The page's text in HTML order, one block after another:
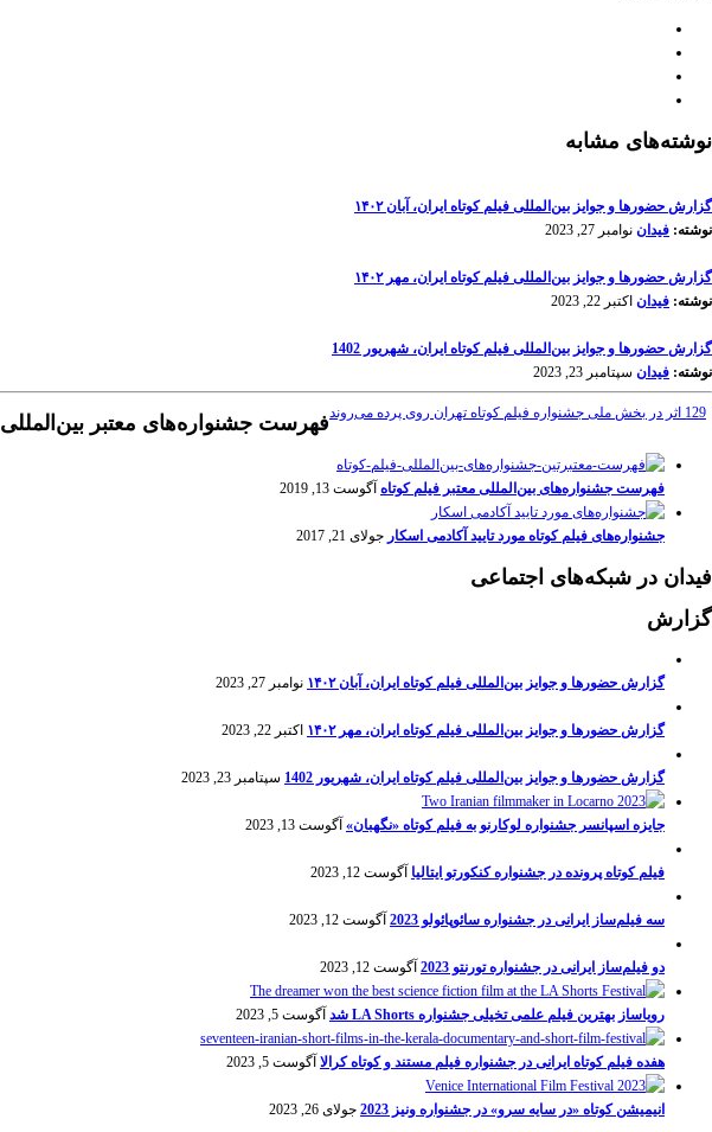
نوشته‌های مشابه
گزارش حضورها و جوایز بین‌المللی فیلم کوتاه ایران، آبان ۱۴۰۲
نوشته: فیدان نوامبر 27, 2023
گزارش حضورها و جوایز بین‌المللی فیلم کوتاه ایران، مهر ۱۴۰۲
نوشته: فیدان اکتبر 22, 2023
گزارش حضورها و جوایز بین‌المللی فیلم کوتاه ایران، شهریور 1402
نوشته: فیدان سپتامبر 23, 2023
129 اثر در بخش ملی جشنواره فیلم کوتاه تهران روی پرده می‌روند فهرست جشنواره‌های معتبر بین‌المللی
فهرست جشنواره‌های بین‌المللی معتبر فیلم کوتاه آگوست 13, 2019
جشنواره‌های فیلم کوتاه مورد تایید آکادمی اسکار جولای 21, 2017
فیدان در شبکه‌های اجتماعی
گزارش
گزارش حضورها و جوایز بین‌المللی فیلم کوتاه ایران، آبان ۱۴۰۲ نوامبر 27, 2023
گزارش حضورها و جوایز بین‌المللی فیلم کوتاه ایران، مهر ۱۴۰۲ اکتبر 22, 2023
گزارش حضورها و جوایز بین‌المللی فیلم کوتاه ایران، شهریور 1402 سپتامبر 23, 2023
جایزه اسپانسر جشنواره لوکارنو به فیلم کوتاه «نگهبان» آگوست 13, 2023
فیلم کوتاه پرونده در جشنواره کنکورتو ایتالیا آگوست 12, 2023
سه فیلم‌ساز ایرانی در جشنواره سائوپائولو 2023 آگوست 12, 2023
دو فیلم‌ساز ایرانی در جشنواره تورنتو 2023 آگوست 12, 2023
رویاساز بهترین فیلم علمی تخیلی جشنواره LA Shorts شد آگوست 5, 2023
هفده فیلم کوتاه ایرانی در جشنواره فیلم مستند و کوتاه کرالا آگوست 5, 2023
انیمیشن کوتاه «در سایه سرو» در جشنواره ونیز 2023 جولای 26, 2023